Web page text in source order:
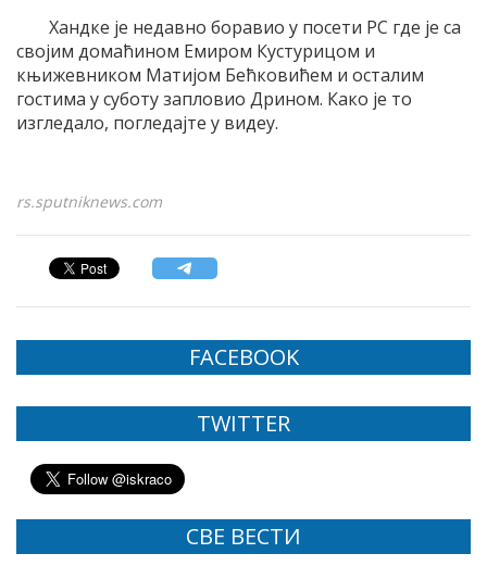
Хандке је недавно боравио у посети РС где је са
својим домаћином Емиром Кустурицом и
књижевником Матијом Бећковићем и осталим
гостима у суботу запловио Дрином. Како је то
изгледало, погледајте у видеу.
rs.sputniknews.com
FACEBOOK
TWITTER
СВЕ ВЕСТИ